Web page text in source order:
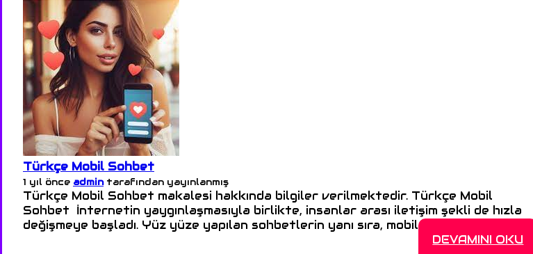
Türkçe Mobil Sohbet
1 yıl önce admintarafından yayınlanmış
Türkçe Mobil Sohbet makalesi hakkında bilgiler verilmektedir. Türkçe Mobil
Sohbet İnternetin yaygınlaşmasıyla birlikte, insanlar arası iletişim şekli de hızla
değişmeye başladı. Yüz yüze yapılan sohbetlerin yanı sıra, mobil sohbet odaları >>>
DEVAMINI OKU